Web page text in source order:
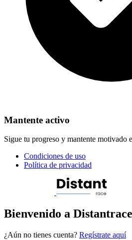
Mantente activo
Sigue tu progreso y mantente motivado
Condiciones de uso
Política de privacidad
Bienvenido a Distantrace
¿Aún no tienes cuenta? Regístrate aquí